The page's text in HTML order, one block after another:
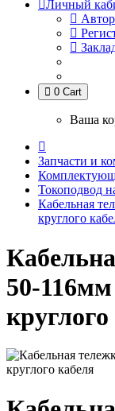
Личный
0 Cart
Ваша
Запчасти и
Токоподвод
Кабельная
круглого
50-